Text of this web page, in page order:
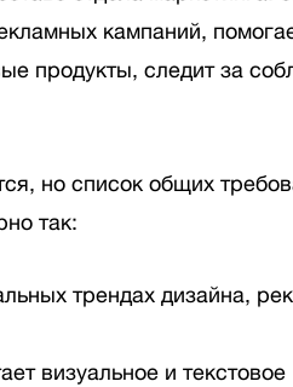
кампаний,
продукты, следит за
но список общих
так:
трендах дизайна,
визуальное и текстовое